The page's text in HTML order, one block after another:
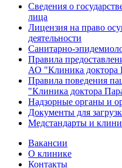
Сведения о
лица
Лицензия на право
деятельности
Санитарно-
Правила
АО "Клиника доктора
Правила поведения
"Клиника доктора
Надзорные органы и
Документы для
Медстандарты и
Вакансии
О клинике
Контакты